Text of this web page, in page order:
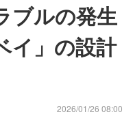
ブルの発生
」の設計
2026/01/26 08:00